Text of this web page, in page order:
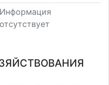
Информация
отсутствует